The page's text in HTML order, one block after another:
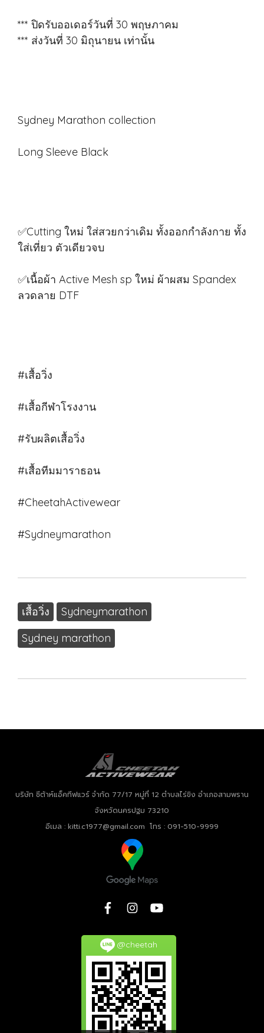
*** ปิดรับออเดอร์วันที่ 30 พฤษภาคม
*** ส่งวันที่ 30 มิถุนายน เท่านั้น
Sydney Marathon collection
Long Sleeve Black
✅Cutting ใหม่ ใส่สวยกว่าเดิม ทั้งออกกำลังกาย ทั้ง
ใส่เที่ยว ตัวเดียวจบ
✅เนื้อผ้า Active Mesh sp ใหม่ ผ้าผสม Spandex
ลวดลาย DTF
#เสื้อวิ่ง
#เสื้อกีฬาโรงงาน
#รับผลิตเสื้อวิ่ง
#เสื้อทีมมาราธอน
#CheetahActivewear
#Sydneymarathon
เสื้อวิ่ง
Sydneymarathon
Sydney marathon
บริษัท ชีต้าห์แอ็คทีฟแวร์ จำกัด 77/17 หมู่ที่ 12 ตำบลไร่ขิง อำเภอสามพราน
จังหวัดนครปฐม 73210
อีเมล : kitti.c1977@gmail.com โทร : 091-510-9999
@cheetah